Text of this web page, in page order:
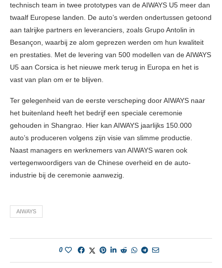
technisch team in twee prototypes van de AIWAYS U5 meer dan
twaalf Europese landen. De auto’s werden ondertussen getoond
aan talrijke partners en leveranciers, zoals Grupo Antolin in
Besançon, waarbij ze alom geprezen werden om hun kwaliteit
en prestaties. Met de levering van 500 modellen van de AIWAYS
U5 aan Corsica is het nieuwe merk terug in Europa en het is
vast van plan om er te blijven.
Ter gelegenheid van de eerste verscheping door AIWAYS naar
het buitenland heeft het bedrijf een speciale ceremonie
gehouden in Shangrao. Hier kan AIWAYS jaarlijks 150.000
auto’s produceren volgens zijn visie van slimme productie.
Naast managers en werknemers van AIWAYS waren ook
vertegenwoordigers van de Chinese overheid en de auto-
industrie bij de ceremonie aanwezig.
AIWAYS
0